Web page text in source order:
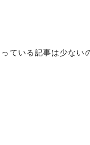
ている記事は少ない